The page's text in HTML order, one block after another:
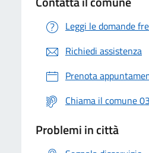
Leggi le domande
Richiedi assistenza
Prenota
Chiama il comune
Problemi in città